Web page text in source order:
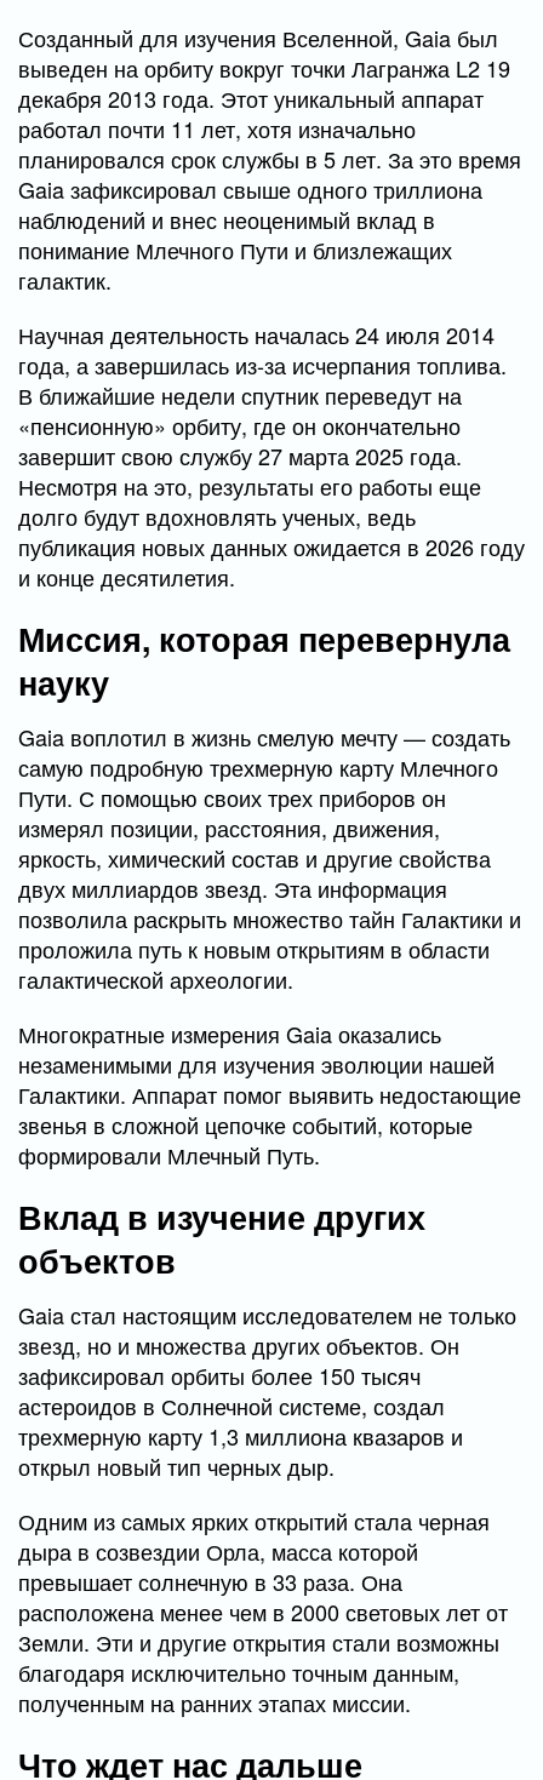
Созданный для изучения Вселенной, Gaia был
выведен на орбиту вокруг точки Лагранжа L2 19
декабря 2013 года. Этот уникальный аппарат
работал почти 11 лет, хотя изначально
планировался срок службы в 5 лет. За это время
Gaia зафиксировал свыше одного триллиона
наблюдений и внес неоценимый вклад в
понимание Млечного Пути и близлежащих
галактик.
Научная деятельность началась 24 июля 2014
года, а завершилась из-за исчерпания топлива.
В ближайшие недели спутник переведут на
«пенсионную» орбиту, где он окончательно
завершит свою службу 27 марта 2025 года.
Несмотря на это, результаты его работы еще
долго будут вдохновлять ученых, ведь
публикация новых данных ожидается в 2026 году
и конце десятилетия.
Миссия, которая перевернула
науку
Gaia воплотил в жизнь смелую мечту — создать
самую подробную трехмерную карту Млечного
Пути. С помощью своих трех приборов он
измерял позиции, расстояния, движения,
яркость, химический состав и другие свойства
двух миллиардов звезд. Эта информация
позволила раскрыть множество тайн Галактики и
проложила путь к новым открытиям в области
галактической археологии.
Многократные измерения Gaia оказались
незаменимыми для изучения эволюции нашей
Галактики. Аппарат помог выявить недостающие
звенья в сложной цепочке событий, которые
формировали Млечный Путь.
Вклад в изучение других
объектов
Gaia стал настоящим исследователем не только
звезд, но и множества других объектов. Он
зафиксировал орбиты более 150 тысяч
астероидов в Солнечной системе, создал
трехмерную карту 1,3 миллиона квазаров и
открыл новый тип черных дыр.
Одним из самых ярких открытий стала черная
дыра в созвездии Орла, масса которой
превышает солнечную в 33 раза. Она
расположена менее чем в 2000 световых лет от
Земли. Эти и другие открытия стали возможны
благодаря исключительно точным данным,
полученным на ранних этапах миссии.
Что ждет нас дальше